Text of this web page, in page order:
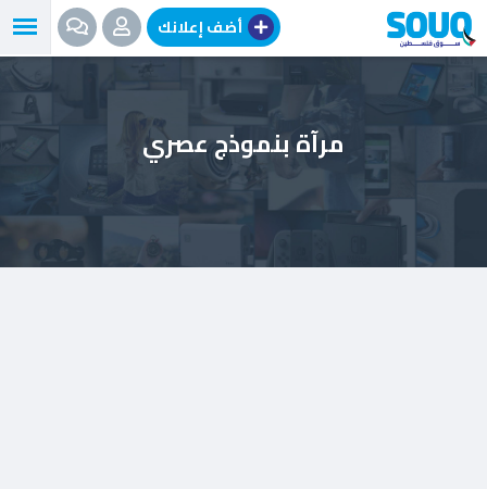
انتقل
إلى
المحتوى
أضف إعلانك
مرآة بنموذج عصري